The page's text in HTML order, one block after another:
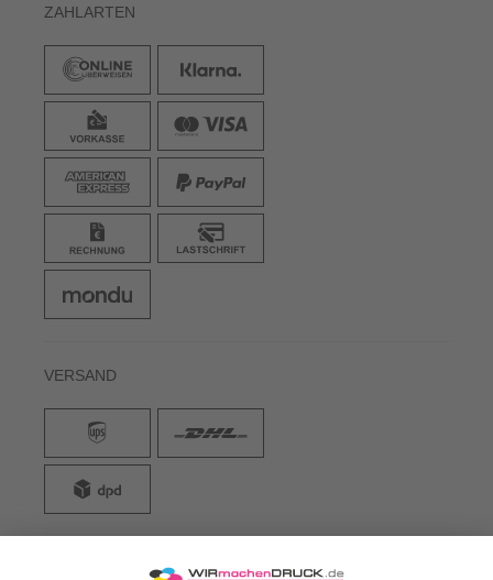
ZAHLARTEN
VERSAND
WIRmachenDRUCK GmbH